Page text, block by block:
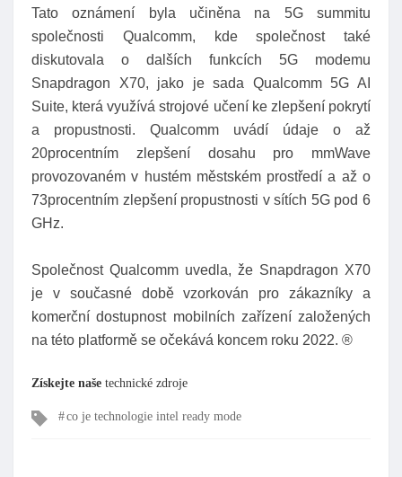
Tato oznámení byla učiněna na 5G summitu
společnosti Qualcomm, kde společnost také
diskutovala o dalších funkcích 5G modemu
Snapdragon X70, jako je sada Qualcomm 5G AI
Suite, která využívá strojové učení ke zlepšení pokrytí
a propustnosti. Qualcomm uvádí údaje o až
20procentním zlepšení dosahu pro mmWave
provozovaném v hustém městském prostředí a až o
73procentním zlepšení propustnosti v sítích 5G pod 6
GHz.
Společnost Qualcomm uvedla, že Snapdragon X70
je v současné době vzorkován pro zákazníky a
komerční dostupnost mobilních zařízení založených
na této platformě se očekává koncem roku 2022. ®
Získejte naše technické zdroje
Tagyco je technologie intel ready mode